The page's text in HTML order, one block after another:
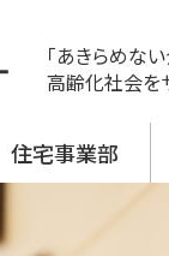
「あきらめない
高齢化社会を
神戸
古川西
住宅事業部